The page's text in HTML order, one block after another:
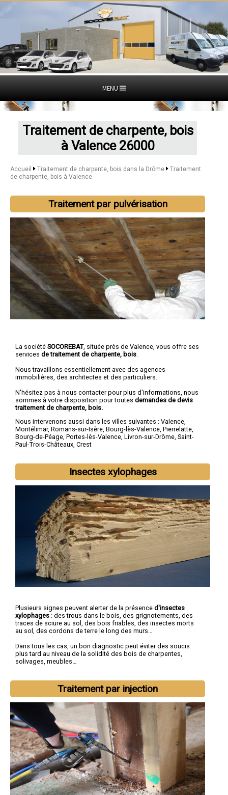
MENU
Traitement de charpente, bois
à Valence 26000
Accueil Traitement de charpente, bois dans la Drôme
Traitement
de charpente, bois à Valence
Traitement par pulvérisation
La société SOCOREBAT, située près de Valence, vous offre ses
services de traitement de charpente, bois
Nous travaillons essentiellement avec des agences
immobilières, des architectes et des particuliers.
N'hésitez pas à nous contacter pour plus d'informations, nous
sommes à votre disposition pour toutes demandes de devis
traitement de charpente, bois.
Nous intervenons aussi dans les villes suivantes : Valence,
Montélimar, Romans-sur-Isère, Bourg-lès-Valence, Pierrelatte,
Bourg-de-Péage, Portes-lès-Valence, Livron-sur-Drôme, Saint-
Paul-Trois-Châteaux, Crest
Insectes xylophages
Plusieurs signes peuvent alerter de la présence d'insectes
xylophages : des trous dans le bois, des grignotements, des
traces de sciure au sol, des bois friables, des insectes morts
au sol, des cordons de terre le long des murs…
Dans tous les cas, un bon diagnostic peut éviter des soucis
plus tard au niveau de la solidité des bois de charpentes,
solivages, meubles…
Traitement par injection